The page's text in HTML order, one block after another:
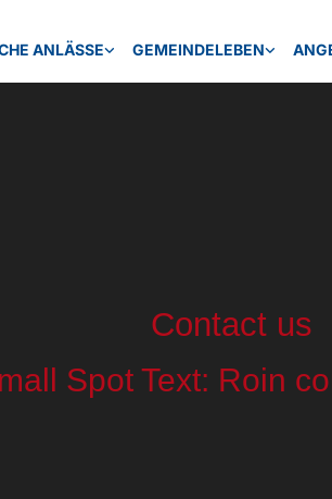
ANLÄSSE GEMEINDELEBEN
Contact us
Spot Text: Roin